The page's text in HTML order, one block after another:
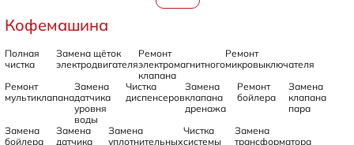
Кофемашина
Полная
чистка
Замена щёток
электродвигателя
Ремонт
электромагнитного
клапана
Ремонт
микровыключателя
Ремонт
мультиклапана
Замена
датчика
уровня
воды
Чистка
диспенсеров
Замена
клапана
дренажа
Ремонт
бойлера
Замена
клапана
пара
Замена
бойлера
Замена
датчика
Замена
уплотнительных
Чистка
системы
Замена
трансформатора